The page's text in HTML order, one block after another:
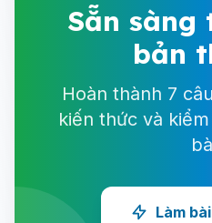
Sẵn sàng
bản
Hoàn thành 7
kiến thức và
Làm